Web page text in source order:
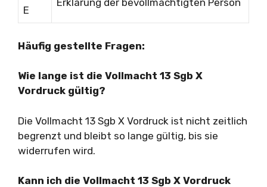
E
Erklärung der bevollmächtigten Person
Häufig gestellte Fragen:
Wie lange ist die Vollmacht 13 Sgb X
Vordruck gültig?
Die Vollmacht 13 Sgb X Vordruck ist nicht zeitlich
begrenzt und bleibt so lange gültig, bis sie
widerrufen wird.
Kann ich die Vollmacht 13 Sgb X Vordruck